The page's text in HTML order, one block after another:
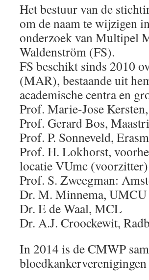
Het bestuur van de
om de naam te wijzigen
onderzoek van Multipel
Waldenström (FS).
FS beschikt sinds 2010
(MAR), bestaande uit
academische centra en
Prof. Marie-Jose
Prof. Gerard Bos,
Prof. P. Sonneveld,
Prof. H. Lokhorst,
locatie VUmc (voorzitter)
Prof. S. Zweegman:
Dr. M. Minnema, UMCU
Dr. E de Waal, MCL
Dr. A.J. Croockewit,
In 2014 is de CMWP